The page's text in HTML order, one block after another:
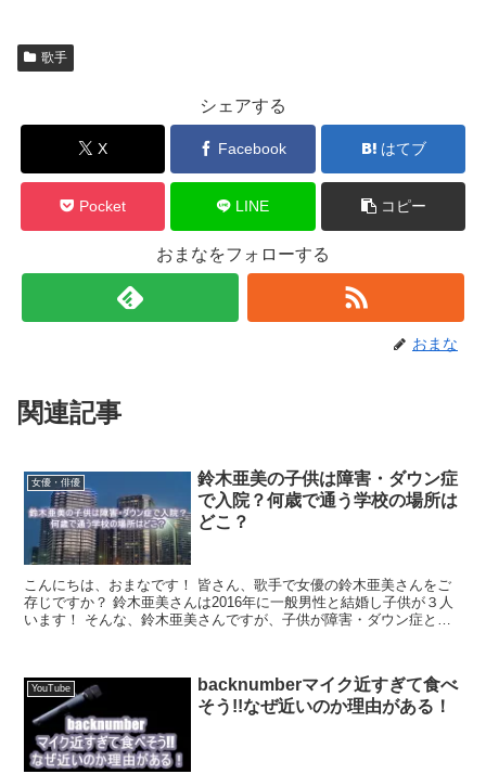
歌手
シェアする
X Facebook はてブ
Pocket LINE コピー
おまなをフォローする
おまな
関連記事
女優・俳優
鈴木亜美の子供は障害・ダウン症
で入院？何歳で通う学校の場所は
どこ？
こんにちは、おまなです！ 皆さん、歌手で女優の鈴木亜美さんをご
存じですか？ 鈴木亜美さんは2016年に一般男性と結婚し子供が３人
います！ そんな、鈴木亜美さんですが、子供が障害・ダウン症とい
YouTube
backnumberマイク近すぎて食べ
そう!!なぜ近いのか理由がある！